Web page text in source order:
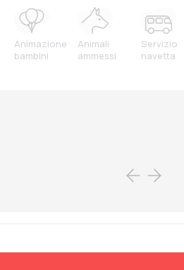
Animazione
bambini
Animali
ammessi
Servizio
navetta